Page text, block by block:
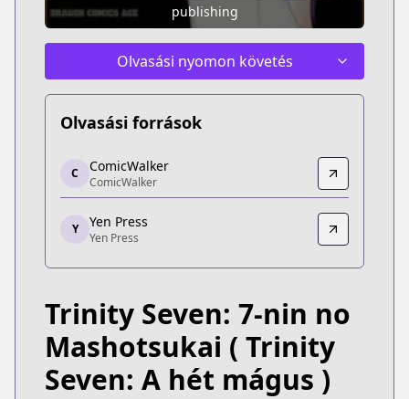
publishing
Olvasási nyomon követés
Olvasási források
ComicWalker
ComicWalker
https://comic-walker.com/detail/
Yen Press
Yen Press
https://yenpress.com/series/trinity-seven
C ComicWalker
ComicWalker
Y Yen Press
Yen Press
Trinity Seven: 7-nin no
Mashotsukai ( Trinity
Seven: A hét mágus )